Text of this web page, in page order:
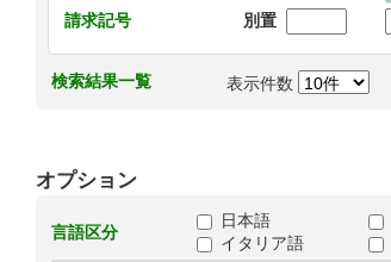
請求記号
別置
検索結果一覧 表示件数
オプション
言語区分
日本語
イタリア語